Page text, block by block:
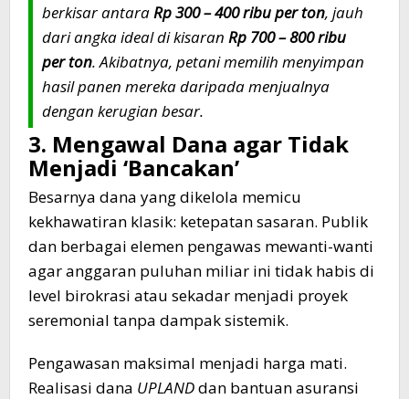
berkisar antaraRp 300 – 400 ribu per ton, jauh
dari angka ideal di kisaran Rp 700 – 800 ribu
per ton. Akibatnya, petani memilih menyimpan
hasil panen mereka daripada menjualnya
dengan kerugian besar.
3. Mengawal Dana agar Tidak
Menjadi ‘Bancakan’
Besarnya dana yang dikelola memicu
kekhawatiran klasik: ketepatan sasaran. Publik
dan berbagai elemen pengawas mewanti-wanti
agar anggaran puluhan miliar ini tidak habis di
level birokrasi atau sekadar menjadi proyek
seremonial tanpa dampak sistemik.
Pengawasan maksimal menjadi harga mati.
Realisasi dana UPLANDdan bantuan asuransi